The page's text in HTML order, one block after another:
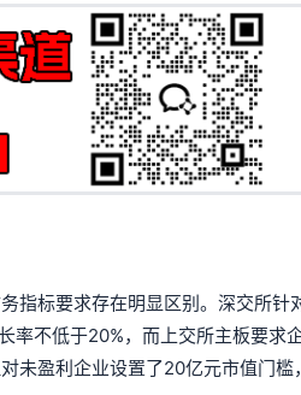
指标要求存在明显区别。深交所针
率不低于20%，而上交所主板要
未盈利企业设置了20亿元市值门槛